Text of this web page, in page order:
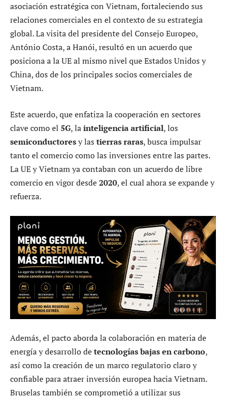
asociación estratégica con Vietnam, fortaleciendo sus
relaciones comerciales en el contexto de su estrategia
global. La visita del presidente del Consejo Europeo,
António Costa, a Hanói, resultó en un acuerdo que
posiciona a la UE al mismo nivel que Estados Unidos y
China, dos de los principales socios comerciales de
Vietnam.
Este acuerdo, que enfatiza la cooperación en sectores
clave como el 5G, lainteligencia artificial, los
semiconductoresy las tierras raras, busca impulsar
tanto el comercio como las inversiones entre las partes.
La UE y Vietnam ya contaban con un acuerdo de libre
comercio en vigor desde2020, el cual ahora se expande y
refuerza.
Además, el pacto aborda la colaboración en materia de
energía y desarrollo detecnologías bajas en carbono,
así como la creación de un marco regulatorio claro y
confiable para atraer inversión europea hacia Vietnam.
Bruselas también se comprometió a utilizar sus